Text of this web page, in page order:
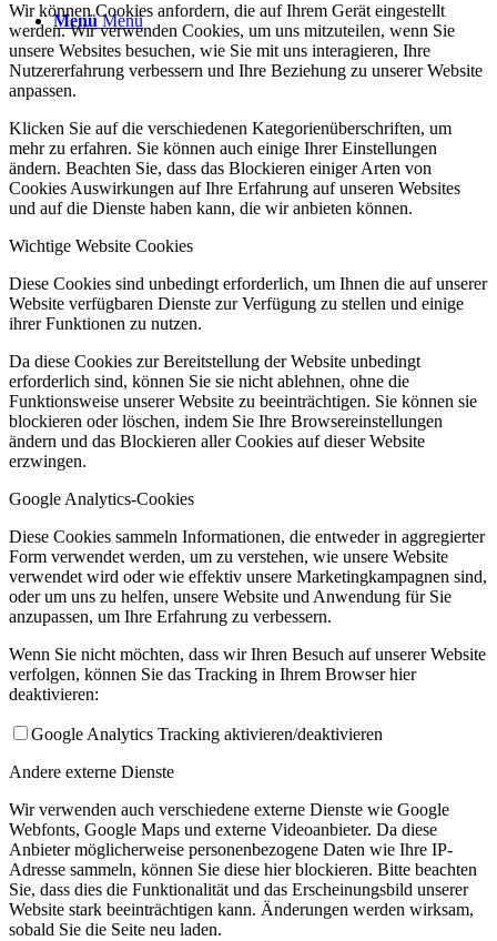
Menü Menü
Wir können Cookies anfordern, die auf Ihrem Gerät eingestellt
werden. Wir verwenden Cookies, um uns mitzuteilen, wenn Sie
unsere Websites besuchen, wie Sie mit uns interagieren, Ihre
Nutzererfahrung verbessern und Ihre Beziehung zu unserer Website
anpassen.
Klicken Sie auf die verschiedenen Kategorienüberschriften, um
mehr zu erfahren. Sie können auch einige Ihrer Einstellungen
ändern. Beachten Sie, dass das Blockieren einiger Arten von
Cookies Auswirkungen auf Ihre Erfahrung auf unseren Websites
und auf die Dienste haben kann, die wir anbieten können.
Wichtige Website Cookies
Diese Cookies sind unbedingt erforderlich, um Ihnen die auf unserer
Website verfügbaren Dienste zur Verfügung zu stellen und einige
ihrer Funktionen zu nutzen.
Da diese Cookies zur Bereitstellung der Website unbedingt
erforderlich sind, können Sie sie nicht ablehnen, ohne die
Funktionsweise unserer Website zu beeinträchtigen. Sie können sie
blockieren oder löschen, indem Sie Ihre Browsereinstellungen
ändern und das Blockieren aller Cookies auf dieser Website
erzwingen.
Google Analytics-Cookies
Diese Cookies sammeln Informationen, die entweder in aggregierter
Form verwendet werden, um zu verstehen, wie unsere Website
verwendet wird oder wie effektiv unsere Marketingkampagnen sind,
oder um uns zu helfen, unsere Website und Anwendung für Sie
anzupassen, um Ihre Erfahrung zu verbessern.
Wenn Sie nicht möchten, dass wir Ihren Besuch auf unserer Website
verfolgen, können Sie das Tracking in Ihrem Browser hier
deaktivieren:
Google Analytics Tracking aktivieren/deaktivieren
Andere externe Dienste
Wir verwenden auch verschiedene externe Dienste wie Google
Webfonts, Google Maps und externe Videoanbieter. Da diese
Anbieter möglicherweise personenbezogene Daten wie Ihre IP-
Adresse sammeln, können Sie diese hier blockieren. Bitte beachten
Sie, dass dies die Funktionalität und das Erscheinungsbild unserer
Website stark beeinträchtigen kann. Änderungen werden wirksam,
sobald Sie die Seite neu laden.